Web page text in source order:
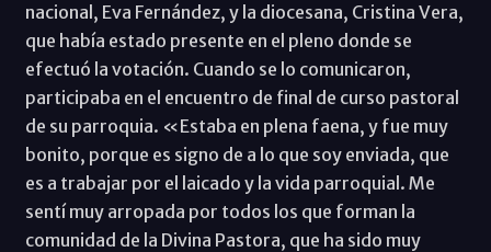
nacional, Eva Fernández, y la diocesana, Cristina Vera,
que había estado presente en el pleno donde se
efectuó la votación. Cuando se lo comunicaron,
participaba en el encuentro de final de curso pastoral
de su parroquia. «Estaba en plena faena, y fue muy
bonito, porque es signo de a lo que soy enviada, que
es a trabajar por el laicado y la vida parroquial. Me
sentí muy arropada por todos los que forman la
comunidad de la Divina Pastora, que ha sido muy